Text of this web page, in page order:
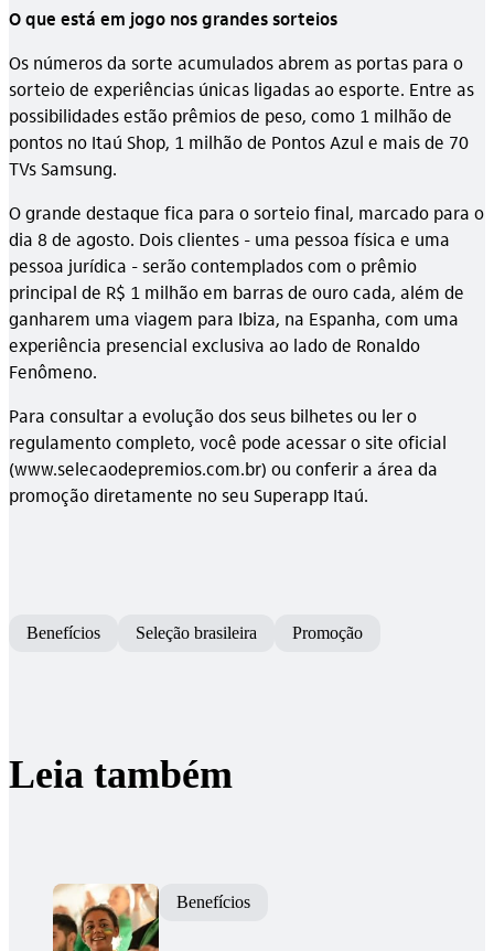
O que está em jogo nos grandes sorteios
Os números da sorte acumulados abrem as portas para o
sorteio de experiências únicas ligadas ao esporte. Entre as
possibilidades estão prêmios de peso, como 1 milhão de
pontos no Itaú Shop, 1 milhão de Pontos Azul e mais de 70
TVs Samsung.
O grande destaque fica para o sorteio final, marcado para o
dia 8 de agosto. Dois clientes - uma pessoa física e uma
pessoa jurídica - serão contemplados com o prêmio
principal de R$ 1 milhão em barras de ouro cada, além de
ganharem uma viagem para Ibiza, na Espanha, com uma
experiência presencial exclusiva ao lado de Ronaldo
Fenômeno.
Para consultar a evolução dos seus bilhetes ou ler o
regulamento completo, você pode acessar o site oficial
(www.selecaodepremios.com.br) ou conferir a área da
promoção diretamente no seu Superapp Itaú.
Benefícios Seleção brasileira Promoção
Leia também
Benefícios